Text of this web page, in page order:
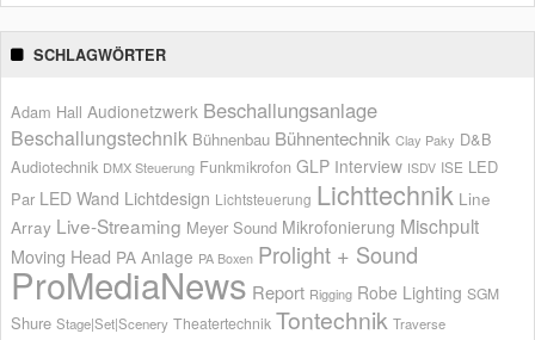
SCHLAGWÖRTER
Adam Hall Audionetzwerk Beschallungsanlage
Beschallungstechnik Bühnenbau Bühnentechnik Clay Paky D&B
Audiotechnik DMX Steuerung Funkmikrofon GLP Interview ISDV ISE LED
Par LED Wand Lichtdesign Lichtsteuerung Lichttechnik Line
Array Live-Streaming Meyer Sound Mikrofonierung Mischpult
Moving Head PA Anlage PA Boxen Prolight + Sound
ProMediaNews Report Rigging Robe Lighting SGM
Shure Stage|Set|Scenery Theatertechnik Tontechnik Traverse